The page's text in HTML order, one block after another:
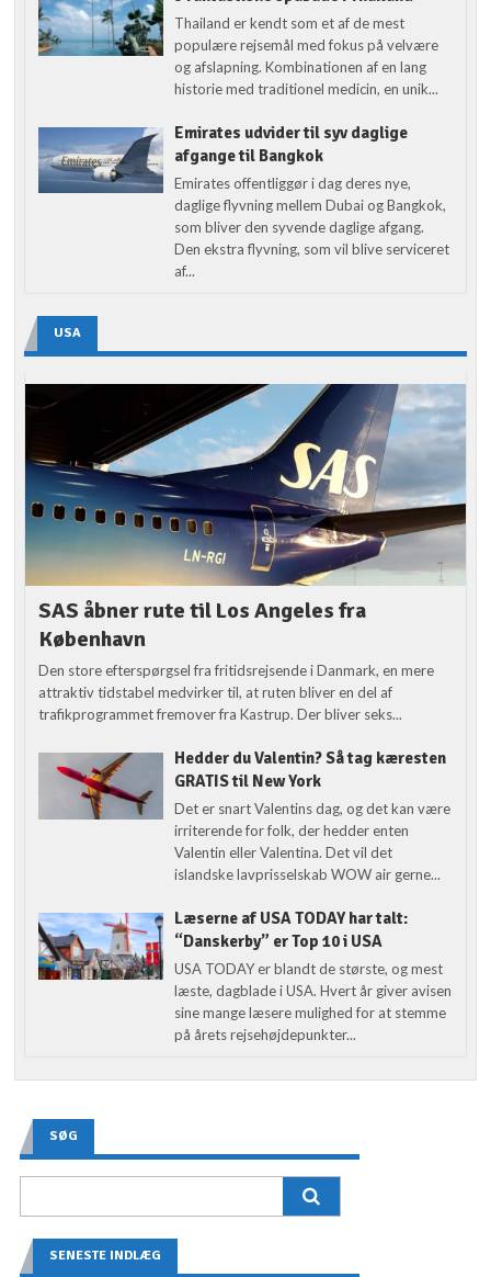
Thailand er kendt som et af de mest
populære rejsemål med fokus på velvære
og afslapning. Kombinationen af en lang
historie med traditionel medicin, en unik...
Emirates udvider til syv daglige
afgange til Bangkok
Emirates offentliggør i dag deres nye,
daglige flyvning mellem Dubai og Bangkok,
som bliver den syvende daglige afgang.
Den ekstra flyvning, som vil blive serviceret
af...
USA
SAS åbner rute til Los Angeles fra
København
Den store efterspørgsel fra fritidsrejsende i Danmark, en mere
attraktiv tidstabel medvirker til, at ruten bliver en del af
trafikprogrammet fremover fra Kastrup. Der bliver seks...
Hedder du Valentin? Så tag kæresten
GRATIS til New York
Det er snart Valentins dag, og det kan være
irriterende for folk, der hedder enten
Valentin eller Valentina. Det vil det
islandske lavprisselskab WOW air gerne...
Læserne af USA TODAY har talt:
“Danskerby” er Top 10 i USA
USA TODAY er blandt de største, og mest
læste, dagblade i USA. Hvert år giver avisen
sine mange læsere mulighed for at stemme
på årets rejsehøjdepunkter...
SØG
SENESTE INDLÆG